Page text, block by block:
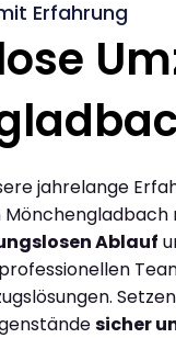
Erfahrung
jahrelange
Mönchengladbach
Ablauf
sicher